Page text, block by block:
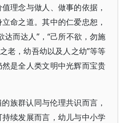
理念与做人、做事的依据，
命之道。其中的仁爱忠恕，
达而达人”，“己所不欲，勿施
老，幼吾幼以及人之幼”等等
是全人类文明中光辉而宝贵
族群认同与伦理共识而言，
续发展而言，幼儿与中小学